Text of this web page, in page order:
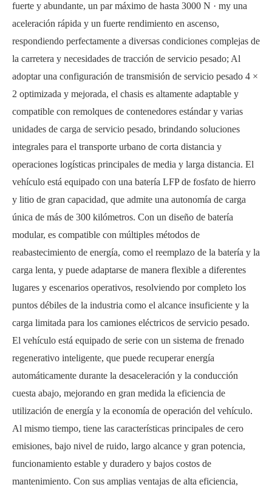
fuerte y abundante, un par máximo de hasta 3000 N · my una
aceleración rápida y un fuerte rendimiento en ascenso,
respondiendo perfectamente a diversas condiciones complejas de
la carretera y necesidades de tracción de servicio pesado; Al
adoptar una configuración de transmisión de servicio pesado 4 ×
2 optimizada y mejorada, el chasis es altamente adaptable y
compatible con remolques de contenedores estándar y varias
unidades de carga de servicio pesado, brindando soluciones
integrales para el transporte urbano de corta distancia y
operaciones logísticas principales de media y larga distancia. El
vehículo está equipado con una batería LFP de fosfato de hierro
y litio de gran capacidad, que admite una autonomía de carga
única de más de 300 kilómetros. Con un diseño de batería
modular, es compatible con múltiples métodos de
reabastecimiento de energía, como el reemplazo de la batería y la
carga lenta, y puede adaptarse de manera flexible a diferentes
lugares y escenarios operativos, resolviendo por completo los
puntos débiles de la industria como el alcance insuficiente y la
carga limitada para los camiones eléctricos de servicio pesado.
El vehículo está equipado de serie con un sistema de frenado
regenerativo inteligente, que puede recuperar energía
automáticamente durante la desaceleración y la conducción
cuesta abajo, mejorando en gran medida la eficiencia de
utilización de energía y la economía de operación del vehículo.
Al mismo tiempo, tiene las características principales de cero
emisiones, bajo nivel de ruido, largo alcance y gran potencia,
funcionamiento estable y duradero y bajos costos de
mantenimiento. Con sus amplias ventajas de alta eficiencia,